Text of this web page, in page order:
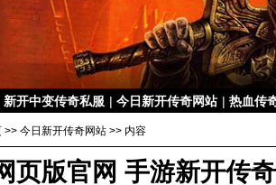
新开中变传奇私服 | 今日新开传奇网站 | 热血传
>> 今日新开传奇网站 >> 内容
页版官网 手游新开传